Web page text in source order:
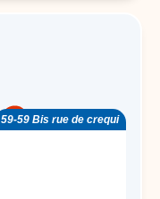
59-59 Bis rue de crequi